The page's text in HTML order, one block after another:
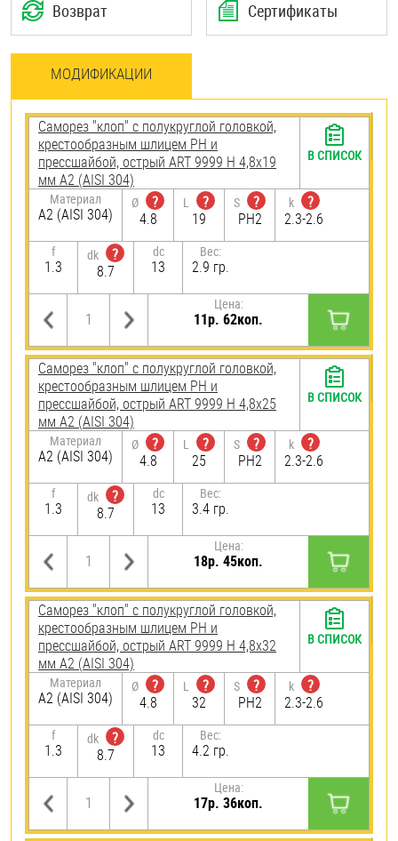
Возврат Сертификаты
МОДИФИКАЦИИ
Саморез "клоп" с полукруглой головкой,
крестообразным шлицем PH и
прессшайбой, острый ART 9999 H 4,8х19
мм А2 (AISI 304)
Материал
А2 (AISI 304)
Ø
?
4.8
L
?
19
S
?
PH2
k
?
2.3-2.6
f
1.3
dk
?
8.7
dc
13
Вес:
2.9 гр.
Цена:
11р. 62коп.
В СПИСОК
Саморез "клоп" с полукруглой головкой,
крестообразным шлицем PH и
прессшайбой, острый ART 9999 H 4,8х25
мм А2 (AISI 304)
Материал
А2 (AISI 304)
Ø
?
4.8
L
?
25
S
?
PH2
k
?
2.3-2.6
f
1.3
dk
?
8.7
dc
13
Вес:
3.4 гр.
Цена:
18р. 45коп.
В СПИСОК
Саморез "клоп" с полукруглой головкой,
крестообразным шлицем PH и
прессшайбой, острый ART 9999 H 4,8х32
мм А2 (AISI 304)
Материал
А2 (AISI 304)
Ø
?
4.8
L
?
32
S
?
PH2
k
?
2.3-2.6
f
1.3
dk
?
8.7
dc
13
Вес:
4.2 гр.
Цена:
17р. 36коп.
В СПИСОК